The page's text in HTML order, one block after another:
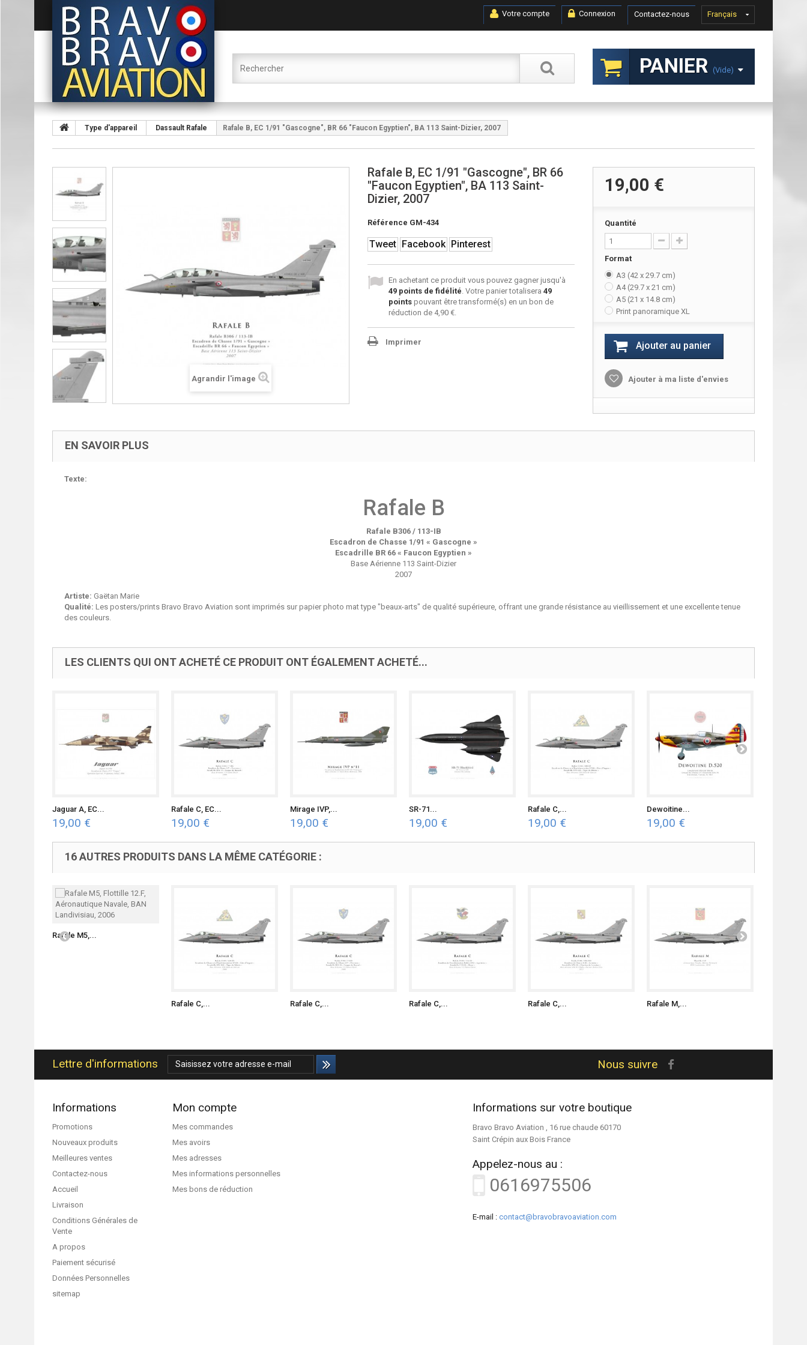
Français
Contactez-nous
Connexion
Votre compte
PANIER (vide)
Type d'appareil Dassault Rafale Rafale B, EC 1/91 "Gascogne", BR 66 "Faucon Egyptien", BA 113 Saint-Dizier, 2007
Agrandir l'image
Rafale B, EC 1/91 "Gascogne", BR 66
"Faucon Egyptien", BA 113 Saint-
Dizier, 2007
Référence GM-434
Tweet Facebook Pinterest
En achetant ce produit vous pouvez gagner jusqu'à
49points de fidélité. Votre panier totalisera 49
pointspouvant être transformé(s) en un bon de
réduction de 4,90 €.
Imprimer
19,00 €
Quantité
Format
A3 (42 x 29.7 cm)
A4 (29.7 x 21 cm)
A5 (21 x 14.8 cm)
Print panoramique XL
Ajouter au panier
Ajouter à ma liste d'envies
EN SAVOIR PLUS
Texte:
Rafale B
Rafale B306 / 113-IB
Escadron de Chasse 1/91 « Gascogne »
Escadrille BR 66 « Faucon Egyptien »
Base Aérienne 113 Saint-Dizier
2007
Artiste: Gaëtan Marie
Qualité: Les posters/prints Bravo Bravo Aviation sont imprimés sur papier photo mat type "beaux-arts" de qualité supérieure, offrant une grande résistance au vieillissement et une excellente tenue
des couleurs.
LES CLIENTS QUI ONT ACHETÉ CE PRODUIT ONT ÉGALEMENT ACHETÉ...
Jaguar A, EC...
19,00 €
Rafale C, EC...
19,00 €
Mirage IVP,...
19,00 €
SR-71...
19,00 €
Rafale C,...
19,00 €
Dewoitine...
19,00 €
16 AUTRES PRODUITS DANS LA MÊME CATÉGORIE :
Rafale M5,...
Rafale C,... Rafale C,... Rafale C,... Rafale C,... Rafale M,...
Lettre d'informations Nous suivre
Informations
Promotions
Nouveaux produits
Meilleures ventes
Contactez-nous
Accueil
Livraison
Conditions Générales de
Vente
A propos
Paiement sécurisé
Données Personnelles
sitemap
Mon compte
Mes commandes
Mes avoirs
Mes adresses
Mes informations personnelles
Mes bons de réduction
Informations sur votre boutique
Bravo Bravo Aviation , 16 rue chaude 60170
Saint Crépin aux Bois France
Appelez-nous au :
0616975506
E-mail : contact@bravobravoaviation.com